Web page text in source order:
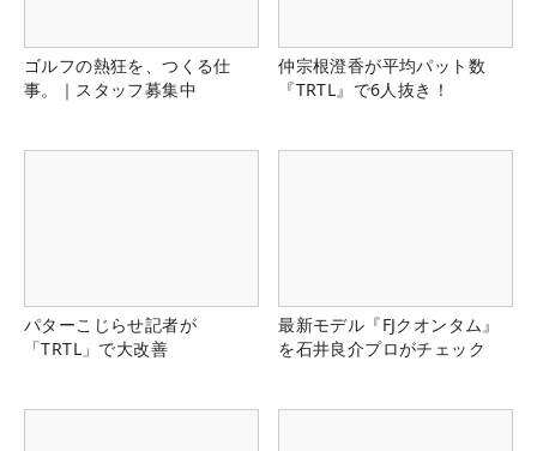
ゴルフの熱狂を、つくる仕
事。｜スタッフ募集中
仲宗根澄香が平均パット数
『TRTL』で6人抜き！
パターこじらせ記者が
「TRTL」で大改善
最新モデル『FJクオンタム』
を石井良介プロがチェック